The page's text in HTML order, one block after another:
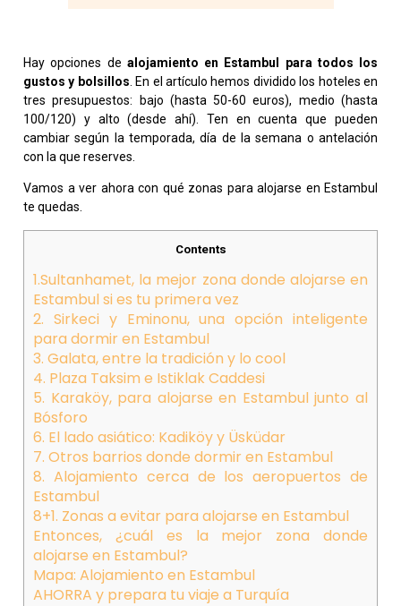
Hay opciones de alojamiento en Estambul para todos los
gustos y bolsillos . En el artículo hemos dividido los hoteles en
tres presupuestos: bajo (hasta 50-60 euros), medio (hasta
100/120) y alto (desde ahí). Ten en cuenta que pueden
cambiar según la temporada, día de la semana o antelación
con la que reserves.
Vamos a ver ahora con qué zonas para alojarse en Estambul
te quedas.
Contents
1.Sultanhamet, la mejor zona donde alojarse en
Estambul si es tu primera vez
2. Sirkeci y Eminonu, una opción inteligente
para dormir en Estambul
3. Galata, entre la tradición y lo cool
4. Plaza Taksim e Istiklak Caddesi
5. Karaköy, para alojarse en Estambul junto al
Bósforo
6. El lado asiático: Kadiköy y Üsküdar
7. Otros barrios donde dormir en Estambul
8. Alojamiento cerca de los aeropuertos de
Estambul
8+1. Zonas a evitar para alojarse en Estambul
Entonces, ¿cuál es la mejor zona donde
alojarse en Estambul?
Mapa: Alojamiento en Estambul
AHORRA y prepara tu viaje a Turquía